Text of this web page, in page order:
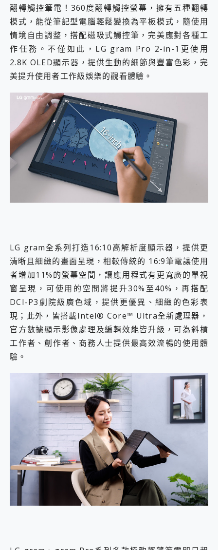
翻轉觸控筆電！360度翻轉觸控螢幕，擁有五種翻轉
模式，能從筆記型電腦輕鬆變換為平板模式，隨使用
情境自由調整，搭配磁吸式觸控筆，完美應對各種工
作任務。不僅如此，LG gram Pro 2-in-1更使用
2.8K OLED顯示器，提供生動的細節與豐富色彩，完
美提升使用者工作級娛樂的觀看體驗。
LG gram全系列打造16:10高解析度顯示器，提供更
清晰且細緻的畫面呈現，相較傳統的 16:9筆電讓使用
者增加11%的螢幕空間，讓應用程式有更寬廣的單視
窗呈現，可使用的空間將提升30%至40%，再搭配
DCI-P3劇院級廣色域，提供更優異、細緻的色彩表
現；此外，皆搭載Intel® Core™ Ultra全新處理器，
官方數據顯示影像處理及編輯效能皆升級，可為斜槓
工作者、創作者、商務人士提供最高效流暢的使用體
驗。